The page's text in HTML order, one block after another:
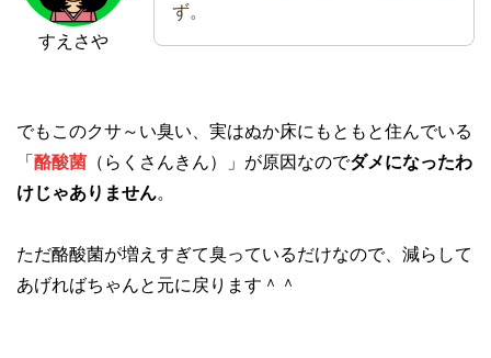
すえさや
ず。
でもこのクサ～い臭い、実はぬか床にもともと住んでいる
「 酪酸菌 （らくさんきん）」が原因なのでダメになったわ
けじゃありません。
ただ酪酸菌が増えすぎて臭っているだけなので、減らして
あげればちゃんと元に戻ります＾＾